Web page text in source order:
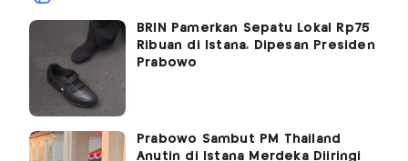
BRIN Pamerkan Sepatu Lokal Rp75
Ribuan di Istana, Dipesan Presiden
Prabowo
Prabowo Sambut PM Thailand
Anutin di Istana Merdeka Diiringi